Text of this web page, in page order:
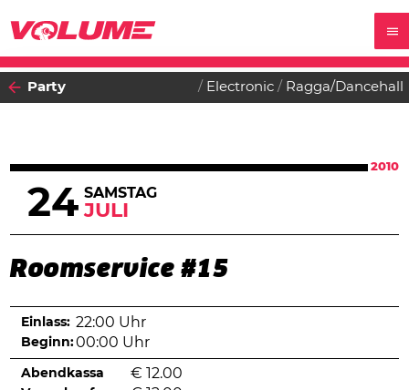
Party Electronic Ragga/Dancehall
2010
24 SAMSTAG
JULI
Roomservice #15
Einlass: 22:00 Uhr
Beginn:00:00 Uhr
Abendkassa € 12.00